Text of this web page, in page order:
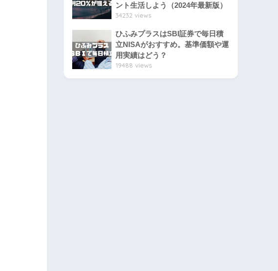
ント生活しよう（2024年最新版）
34232 views
ひふみプラスはSBI証券で毎日積
立NISAがおすすめ。基準価額や運
用実績はどう？
19488 views